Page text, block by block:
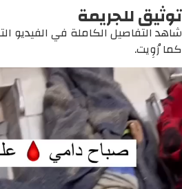
توثيق للجريمة
شاهد التفاصيل الكاملة في الفيديو
كما رُوِيت.